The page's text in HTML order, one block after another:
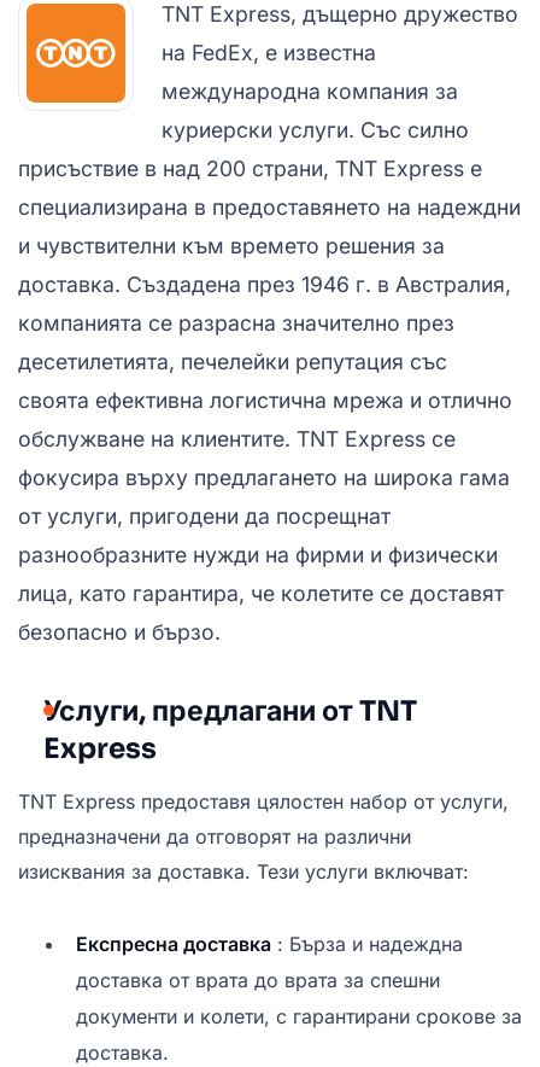
TNT Express, дъщерно дружество
на FedEx, е известна
международна компания за
куриерски услуги. Със силно
присъствие в над 200 страни, TNT Express е
специализирана в предоставянето на надеждни
и чувствителни към времето решения за
доставка. Създадена през 1946 г. в Австралия,
компанията се разрасна значително през
десетилетията, печелейки репутация със
своята ефективна логистична мрежа и отлично
обслужване на клиентите. TNT Express се
фокусира върху предлагането на широка гама
от услуги, пригодени да посрещнат
разнообразните нужди на фирми и физически
лица, като гарантира, че колетите се доставят
безопасно и бързо.
Услуги, предлагани от TNT
Express
TNT Express предоставя цялостен набор от услуги,
предназначени да отговорят на различни
изисквания за доставка. Тези услуги включват:
Експресна доставка : Бърза и надеждна
доставка от врата до врата за спешни
документи и колети, с гарантирани срокове за
доставка.